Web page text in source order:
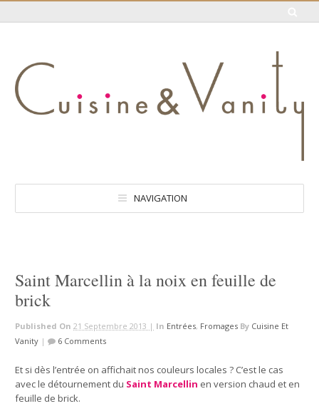
NAVIGATION
Saint Marcellin à la noix en feuille de
brick
Published On21 Septembre 2013 | In Entrées, Fromages By Cuisine Et
Vanity | 6 Comments
Et si dès l’entrée on affichait nos couleurs locales ? C’est le cas
avec le détournement du Saint Marcellin en version chaud et en
feuille de brick.